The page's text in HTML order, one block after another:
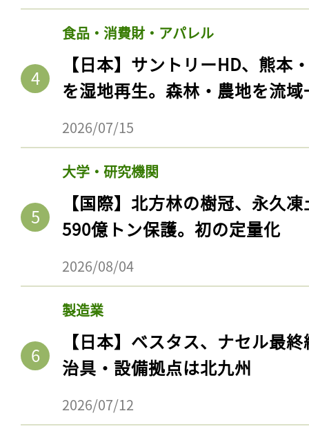
食品・消費財・アパレル
【日本】サントリーHD、熊本
を湿地再生。森林・農地を流
2026/07/15
大学・研究機関
【国際】北方林の樹冠、永久
590億トン保護。初の定量化
2026/08/04
製造業
【日本】ベスタス、ナセル最
治具・設備拠点は北九州
2026/07/12